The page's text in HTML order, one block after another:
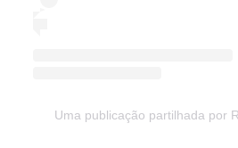
Uma publicação partilhada por